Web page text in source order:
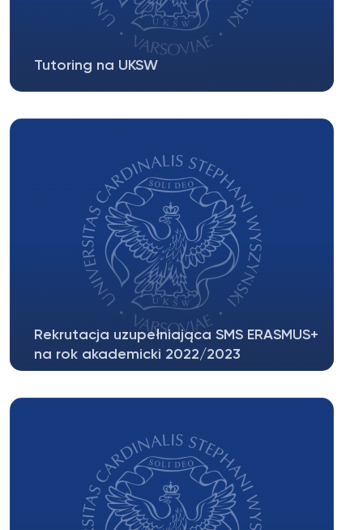
Tutoring na UKSW
Uniwersytecie od dnia 14 listopada...
Rekrutacja uzupełniająca SMS ERASMUS+
na rok akademicki 2022/2023
akademicki 2022/2023 – posiedzenie...